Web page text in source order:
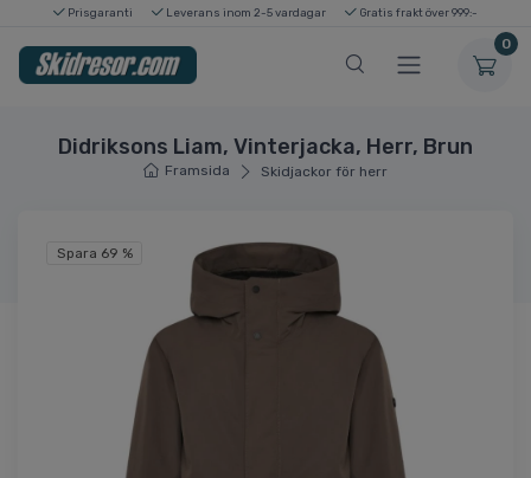
Prisgaranti Leverans inom 2-5 vardagar Gratis frakt över 999:-
0
Didriksons Liam, Vinterjacka, Herr, Brun
Framsida Skidjackor för herr
Spara 69 %